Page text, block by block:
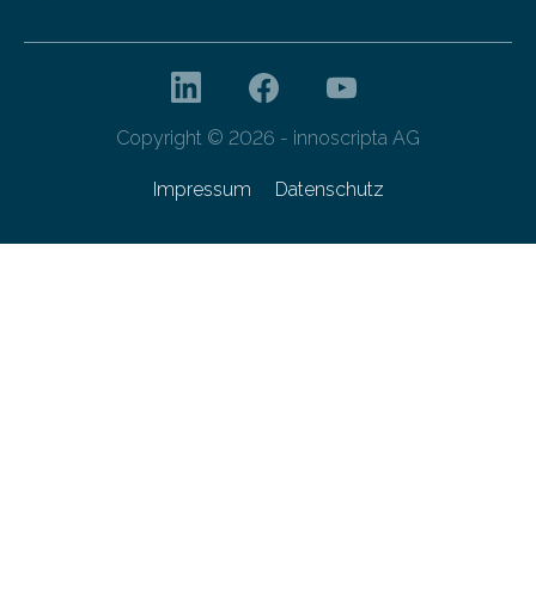
Copyright © 2026 - innoscripta AG
Impressum Datenschutz